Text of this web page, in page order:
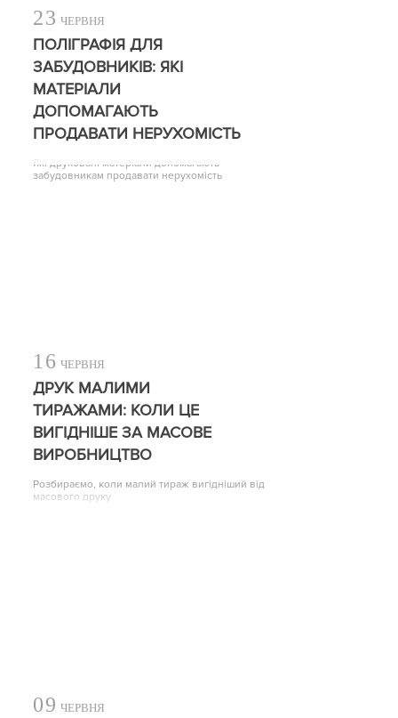
23 ЧЕРВНЯ
ПОЛІГРАФІЯ ДЛЯ
ЗАБУДОВНИКІВ: ЯКІ
МАТЕРІАЛИ
ДОПОМАГАЮТЬ
ПРОДАВАТИ НЕРУХОМІСТЬ
Які друковані матеріали допомагають
забудовникам продавати нерухомість
16 ЧЕРВНЯ
ДРУК МАЛИМИ
ТИРАЖАМИ: КОЛИ ЦЕ
ВИГІДНІШЕ ЗА МАСОВЕ
ВИРОБНИЦТВО
Розбираємо, коли малий тираж вигідніший від
масового друку
09 ЧЕРВНЯ